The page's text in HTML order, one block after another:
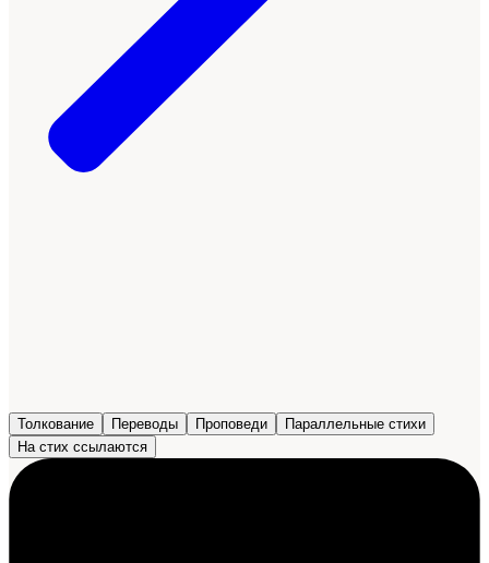
Толкование Переводы Проповеди
Параллельные стихи
На стих ссылаются